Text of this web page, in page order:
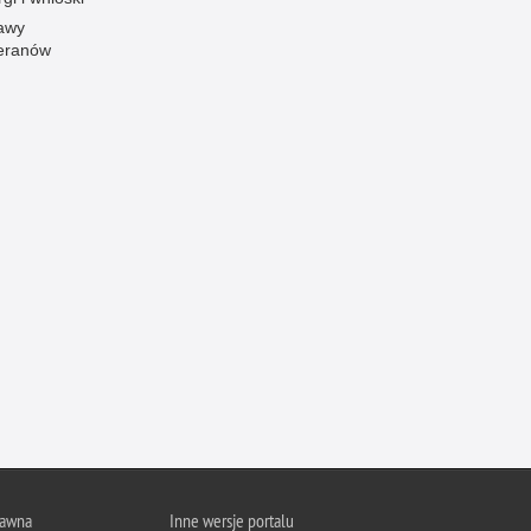
i odważni
brudnych pieniędzy
Inne wersje portalu